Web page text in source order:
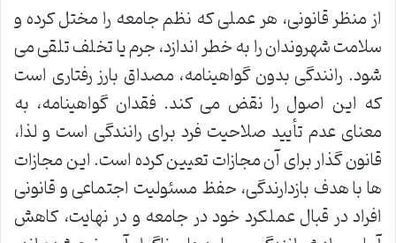
از منظر قانونی، هر عملی که نظم جامعه را مختل کرده و
سلامت شهروندان را به خطر اندازد، جرم یا تخلف تلقی می
شود. رانندگی بدون گواهینامه، مصداق بارز رفتاری است
که این اصول را نقض می کند. فقدان گواهینامه، به
معنای عدم تأیید صلاحیت فرد برای رانندگی است و لذا،
قانون گذار برای آن مجازات تعیین کرده است. این مجازات
ها با هدف بازدارندگی، حفظ مسئولیت اجتماعی و قانونی
افراد در قبال عملکرد خود در جامعه و در نهایت، کاهش